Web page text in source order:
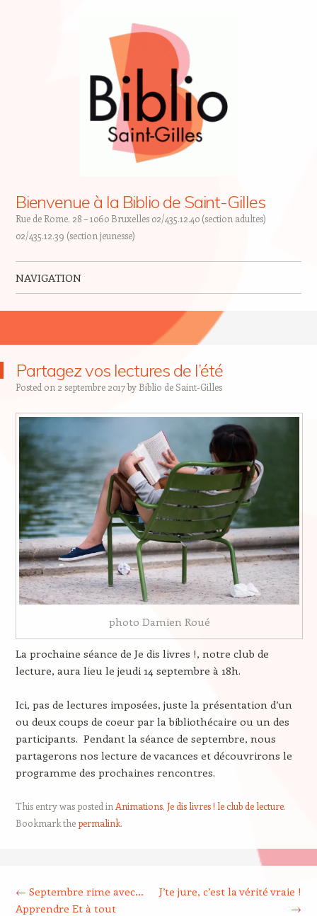
Bienvenue à la Biblio de Saint-Gilles
Rue de Rome, 28 – 1060 Bruxelles 02/435.12.40 (section adultes)
02/435.12.39 (section jeunesse)
NAVIGATION
Partagez vos lectures de l’été
Posted on 2 septembre 2017by Biblio de Saint-Gilles
photo Damien Roué
La prochaine séance de Je dis livres !, notre club de
lecture, aura lieu le jeudi 14 septembre à 18h.
Ici, pas de lectures imposées, juste la présentation d’un
ou deux coups de coeur par la bibliothécaire ou un des
participants. Pendant la séance de septembre, nous
partagerons nos lecture de vacances et découvrirons le
programme des prochaines rencontres.
This entry was posted in Animations, Je dis livres ! le club de lecture.
Bookmark thepermalink.
← Septembre rime avec…
Apprendre Et à tout
J’te jure, c’est la vérité vraie !
→